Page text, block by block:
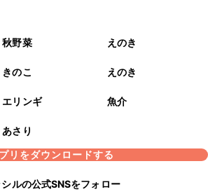
秋野菜 えのき
きのこ えのき
エリンギ 魚介
あさり
リをダウンロードする
ルの公式SNSをフォロー